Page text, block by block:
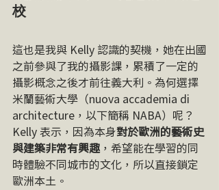
校
這也是我與 Kelly 認識的契機，她在出國
之前參與了我的攝影課，累積了一定的
攝影概念之後才前往義大利。為何選擇
米蘭藝術大學（nuova accademia di
architecture，以下簡稱 NABA）呢？
Kelly 表示，因為本身對於歐洲的藝術史
與建築非常有興趣，希望能在學習的同
時體驗不同城市的文化，所以直接鎖定
歐洲本土。